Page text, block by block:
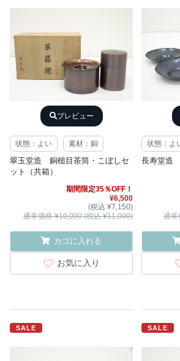
プレビュー
状態：よい 素材：銅
翠玉堂造 銅槌目茶筒・こぼしセ
ット（共箱）
期間限定35％OFF！
¥6,500
(税込 ¥7,150)
通常価格 ¥10,000 (税込 ¥11,000)
カゴに入れる
お気に入り
状態：よ
長寿堂造
通常
SALE SALE